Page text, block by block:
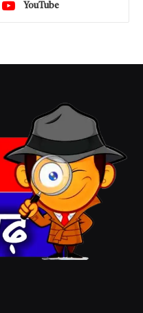
YouTube